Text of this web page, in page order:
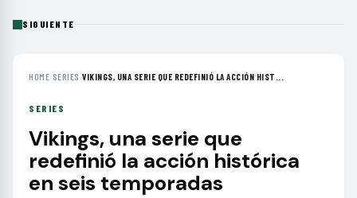
SIGUIENTE
HOME› SERIES ›VIKINGS, UNA SERIE QUE REDEFINIÓ LA ACCIÓN HIST...
SERIES
Vikings, una serie que
redefinió la acción histórica
en seis temporadas